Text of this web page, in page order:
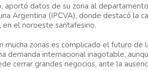
aportó datos de su zona al
Argentina (IPCVA), donde destacó la
en el noroeste santafesino.
mucha zonas es complicado el futuro
demanda internacional inagotable,
cerrar grandes negocios, ante la